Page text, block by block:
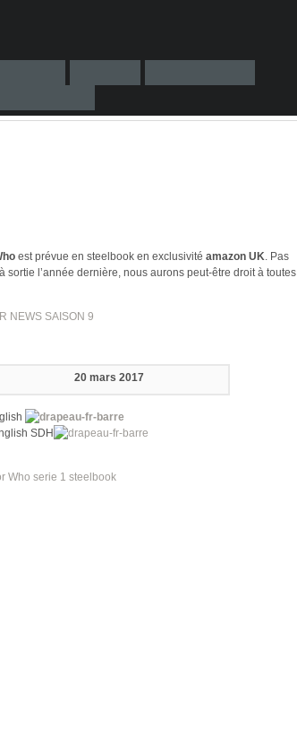
est prévue en steelbook en exclusivité amazon UK. Pas
l’année dernière, nous aurons peut-être droit à toutes
NEWS SAISON 9
20 mars 2017
SDH